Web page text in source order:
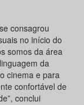
consagrou
no início do
somos da área
da
cinema e para
confortável de
conclui